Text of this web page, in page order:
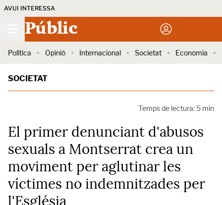
AVUI INTERESSA
Públic
Política Opinió Internacional Societat Economia
SOCIETAT
Temps de lectura: 5 min
El primer denunciant d'abusos
sexuals a Montserrat crea un
moviment per aglutinar les
víctimes no indemnitzades per
l'Església